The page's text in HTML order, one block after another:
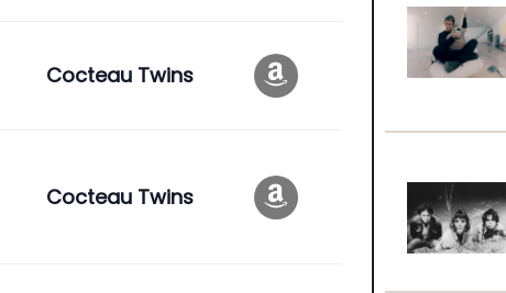
Cocteau Twins
Cocteau Twins